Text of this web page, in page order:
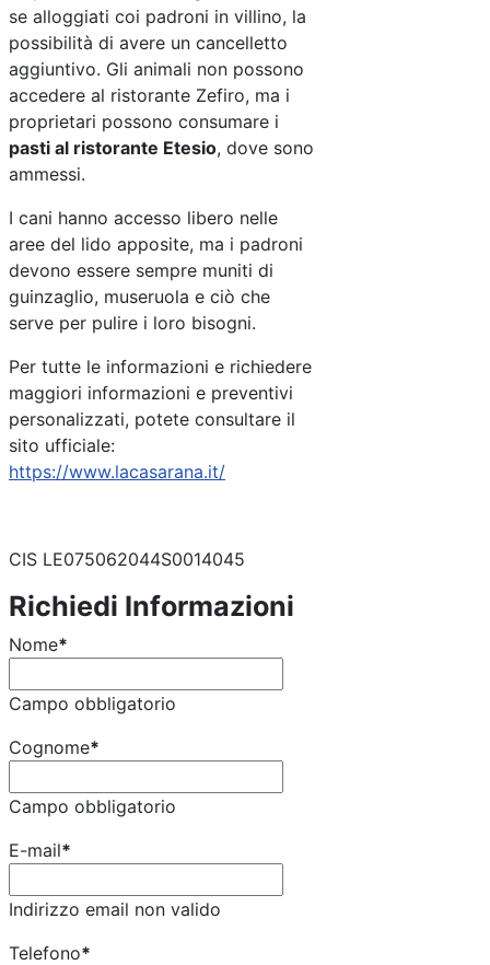
se alloggiati coi padroni in villino, la
possibilità di avere un cancelletto
aggiuntivo. Gli animali non possono
accedere al ristorante Zefiro, ma i
proprietari possono consumare i
pasti al ristorante Etesio, dove sono
ammessi.
I cani hanno accesso libero nelle
aree del lido apposite, ma i padroni
devono essere sempre muniti di
guinzaglio, museruola e ciò che
serve per pulire i loro bisogni.
Per tutte le informazioni e richiedere
maggiori informazioni e preventivi
personalizzati, potete consultare il
sito ufficiale:
https://www.lacasarana.it/
CIS LE075062044S0014045
Richiedi Informazioni
Nome*
Campo obbligatorio
Cognome*
Campo obbligatorio
E-mail*
Indirizzo email non valido
Telefono*